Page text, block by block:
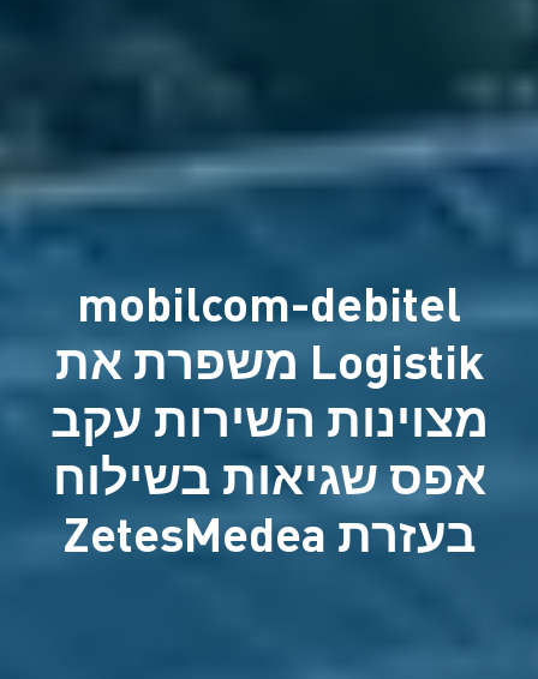
mobilcom-debitel
Logistik משפרת את
מצוינות השירות עקב
אפס שגיאות בשילוח
בעזרת ZetesMedea